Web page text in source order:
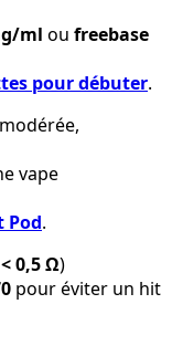
ml ou freebase
pour débuter.
vape
Pod.
< 0,5 Ω)
pour éviter un hit